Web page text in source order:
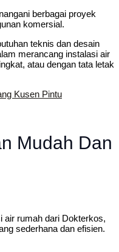
berbagai proyek
komersial.
teknis dan desain
merancang instalasi air
atau dengan tata letak
Kusen Pintu
Mudah Dan
air rumah dari Dokterkos,
sederhana dan efisien.